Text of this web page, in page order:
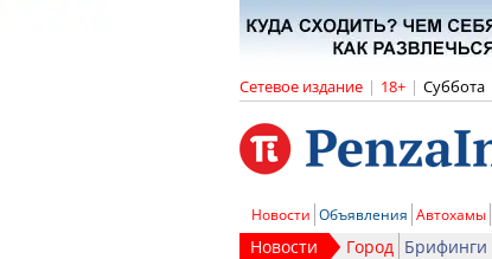
Сетевое издание | 18+ | Суббота
Новости Объявления Автохамы
Новости Город Брифинги